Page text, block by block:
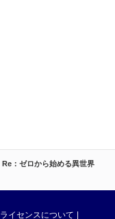
Re：ゼロから始める異世界
ライセンスについて